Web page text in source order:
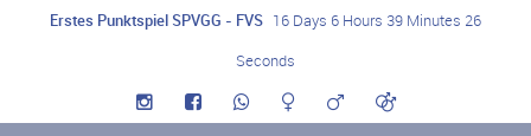
Erstes Punktspiel SPVGG - FVS 16 Days 6 Hours 39 Minutes 26
Seconds